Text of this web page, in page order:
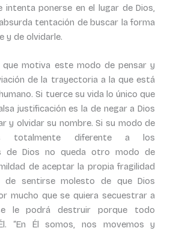
intenta ponerse en el lugar de Dios,
tentación de buscar la forma
y de olvidarle.
que motiva este modo de pensar y
de la trayectoria a la que está
Si tuerce su vida lo único que
justificación es la de negar a Dios
y olvidar su nombre. Si su modo de
totalmente diferente a los
de Dios no queda otro modo de
de aceptar la propia fragilidad
de sentirse molesto de que Dios
mucho que se quiera secuestrar a
le podrá destruir porque todo
“En Él somos, nos movemos y